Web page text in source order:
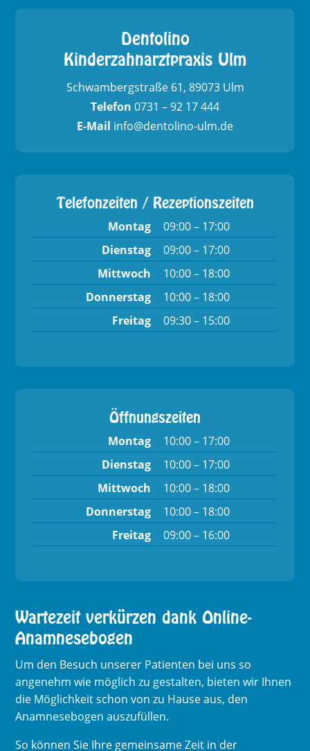
Dentolino
Kinderzahnarztpraxis Ulm
Schwambergstraße 61, 89073 Ulm
Telefon 0731 – 92 17 444
E-Mail info@dentolino-ulm.de
Telefonzeiten / Rezeptionszeiten
Montag
09:00 – 17:00
Dienstag
09:00 – 17:00
Mittwoch
10:00 – 18:00
Donnerstag
10:00 – 18:00
Freitag
09:30 – 15:00
Öffnungszeiten
Montag
10:00 – 17:00
Dienstag
10:00 – 17:00
Mittwoch
10:00 – 18:00
Donnerstag
10:00 – 18:00
Freitag
09:00 – 16:00
Wartezeit verkürzen dank Online-
Anamnesebogen
Um den Besuch unserer Patienten bei uns so
angenehm wie möglich zu gestalten, bieten wir Ihnen
die Möglichkeit schon von zu Hause aus, den
Anamnesebogen auszufüllen.
So können Sie Ihre gemeinsame Zeit in der